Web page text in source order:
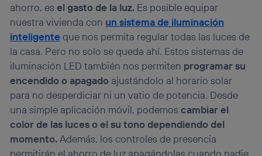
ahorro, esel gasto de la luz. Es posible equipar
nuestra vivienda con un sistema de iluminación
inteligenteque nos permita regular todas las luces de
la casa. Pero no solo se queda ahí. Estos sistemas de
iluminación LED también nos permiten programar su
encendido o apagado ajustándolo al horario solar
para no desperdiciar ni un vatio de potencia. Desde
una simple aplicación móvil, podemoscambiar el
color de las luces o el su tono dependiendo del
momento.Además, los controles de presencia